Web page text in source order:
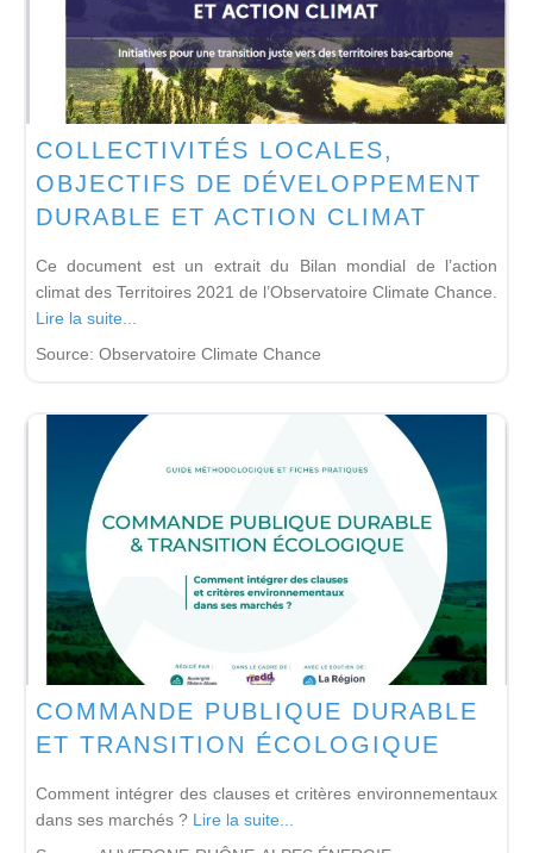
COLLECTIVITÉS LOCALES,
OBJECTIFS DE DÉVELOPPEMENT
DURABLE ET ACTION CLIMAT
Ce document est un extrait du Bilan mondial de l’action
climat des Territoires 2021 de l’Observatoire Climate Chance.
Lire la suite...
Source: Observatoire Climate Chance
COMMANDE PUBLIQUE DURABLE
ET TRANSITION ÉCOLOGIQUE
Comment intégrer des clauses et critères environnementaux
dans ses marchés ? Lire la suite...